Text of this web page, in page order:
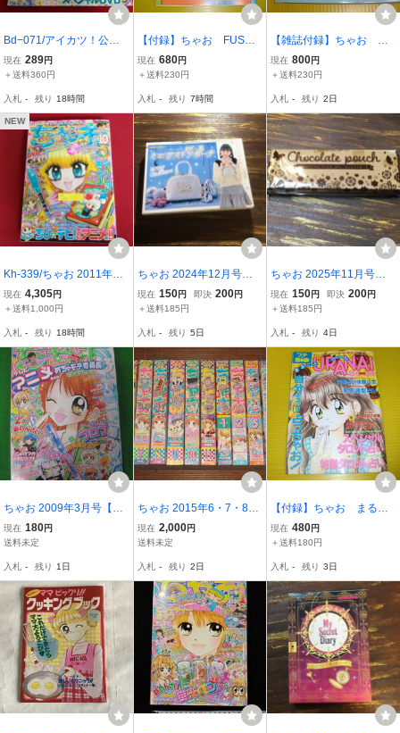
Bd−071/アイカツ！公式
ファンブック ちゃお2014
年3月増刊号 特別付録(2)
モカードカタログ付 付録
(1)なし/L8/71226
現在 289円
＋送料360円
入札 - 残り 18時間
【付録】ちゃお FUSHI
GI ふしぎ うらないブッ
ク 1993年 春野夏海/に
こ 送料230円
現在 680円
＋送料230円
入札 - 残り 7時間
【雑誌付録】ちゃお ポ
プリ童話をおしえて 由
衣子ちゃん メモリー・フ
1993年 送料230円
現在 800円
＋送料230円
入札 - 残り 2日
NEW
Kh-339/ちゃお 2011年10
月号 付録なし 少女漫画雑
誌/L5/80604
現在 4,305円
＋送料1,000円
入札 - 残り 18時間
ちゃお 2024年12月号付
録 CTC 『キング様のいち
ばん星』ミニボストンポ
現在 150円 即決 200円
＋送料185円
入札 - 残り 5日
ちゃお 2025年11月号付
録 溺愛ロワイヤル うっと
り スウィートショコラポ
現在 150円 即決 200円
＋送料185円
入札 - 残り 4日
ちゃお 2009年3月号【●6
16484】
現在 180円
送料未定
入札 - 残り 1日
ちゃお 2015年6・7・8・
9・10・11月号／2016年
1・2・5・7月号（10冊セ
ん 12歳
現在 2,000円
送料未定
入札 - 残り 2日
【付録】ちゃお まるご
と URANAI BOOK/うらな
いブック 1995年 読み切
ル!?/安田遥 当時物 送
料180円
現在 480円
＋送料180円
入札 - 残り 3日